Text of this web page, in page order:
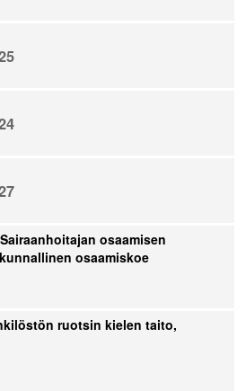
osaamisen
osaamiskoe
ruotsin kielen taito,